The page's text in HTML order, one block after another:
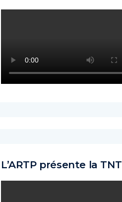
L’ARTP présente la TNT